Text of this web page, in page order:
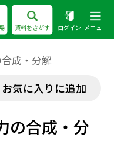
資料をさがす ログイン メニュー
合成・分解
お気に入りに追加
の合成・分